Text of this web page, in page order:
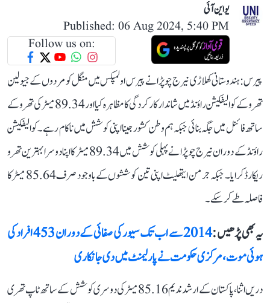
یو این آئی
Published: 06 Aug 2024, 5:40 PM
Follow us on:
پیرس: ہندوستانی کھلاڑی نیرج چوپڑا نے پیرس اولمپکس میں منگل کو مردوں کے جیولین
تھرو کے کوالیفکیشن راؤنڈ میں شاندار کارکردگی کا مظاہرہ کیا اور 89.34 میٹر کی تھرو کے
ساتھ فائنل میں جگہ بنائی جبکہ ہم وطن کشور جینا اپنی کوشش میں ناکام رہے۔ کوالیفکیشن
راؤنڈ کے دوران نیرج چوپڑا نے پہلی کوشش میں 89.34 میٹر کا اپنا دوسرا بہترین تھرو
ریکارڈ کرایا۔ جبکہ جرمن ایتھلیٹ اپنی تین کوششوں کے باوجود صرف 85.64 میٹر کا
فاصلہ طے کر سکے۔
یہ بھی پڑھیں :
2014 سے اب تک سیور کی صفائی کے دوران 453 افراد کی
ہوئی موت، مرکزی حکومت نے پارلیمنٹ میں دی جانکاری
دریں اثنا، پاکستان کے ارشد ندیم 85.16 میٹر کی دوسری کوشش کے ساتھ ٹاپ تھری